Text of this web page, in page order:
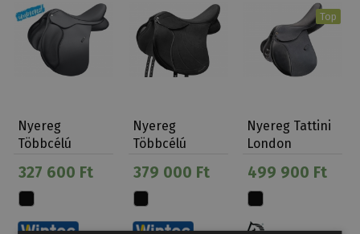
Nyereg
Többcélú
327 600 Ft
Nyereg
Többcélú
Széles…
379 000 Ft
Top
Nyereg Tattini
London
499 900 Ft